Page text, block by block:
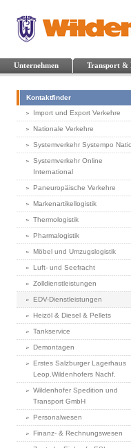
Unternehmen Transport &
Kontaktfinder
Import und Export Verkehre
Nationale Verkehre
Systemverkehr Systempo
Systemverkehr Online
International
Paneuropäische Verkehre
Markenartikellogistik
Thermologistik
Pharmalogistik
Möbel und Umzugslogistik
Luft- und Seefracht
Zolldienstleistungen
EDV-Dienstleistungen
Heizöl & Diesel & Pellets
Tankservice
Demontagen
Erstes Salzburger Lagerhaus
Leop.Wildenhofers Nachf.
Wildenhofer Spedition und
Transport GmbH
Personalwesen
Finanz- & Rechnungswesen